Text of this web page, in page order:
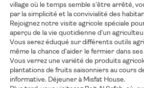
village où le temps semble s'être arrêté,
par la simplicité et la convivialité des
Rejoignez notre visite agricole spéciale
aperçu de la vie quotidienne d'un
Vous serez éduqué sur différents outils
même la chance d'aider le fermier dans
Vous verrez une variété de produits
plantations de fruits saisonniers au cours
informative. Déjeuner à Misfat House.